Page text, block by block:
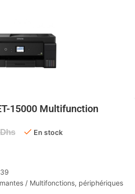
15000 Multifunction
Dhs En stock
/ Multifonctions, périphériques